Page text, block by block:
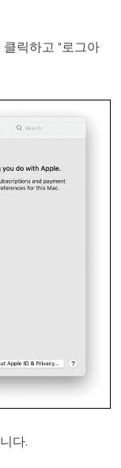
클릭하고 "로그아
다.